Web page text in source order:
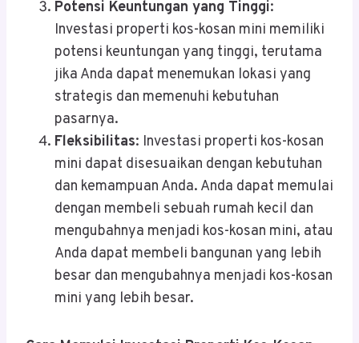
Potensi Keuntungan yang Tinggi:
Investasi properti kos-kosan mini memiliki
potensi keuntungan yang tinggi, terutama
jika Anda dapat menemukan lokasi yang
strategis dan memenuhi kebutuhan
pasarnya.
Fleksibilitas: Investasi properti kos-kosan
mini dapat disesuaikan dengan kebutuhan
dan kemampuan Anda. Anda dapat memulai
dengan membeli sebuah rumah kecil dan
mengubahnya menjadi kos-kosan mini, atau
Anda dapat membeli bangunan yang lebih
besar dan mengubahnya menjadi kos-kosan
mini yang lebih besar.